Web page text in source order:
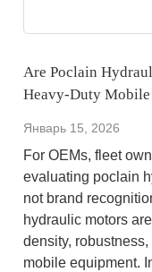
Are Poclain
Heavy-Duty
Январь 15, 2026
For OEMs, fleet
evaluating poclain
not brand
hydraulic motors
density,
mobile equipment.